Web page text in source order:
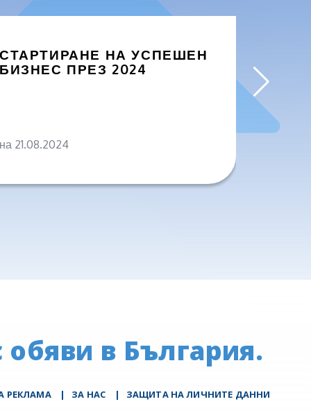
СТАРТИРАНЕ НА УСПЕШЕН
БИЗНЕС ПРЕЗ 2024
на 21.08.2024
в България.
РЕКЛАМА | ЗА НАС | ЗАЩИТА НА ЛИЧНИТЕ ДАННИ